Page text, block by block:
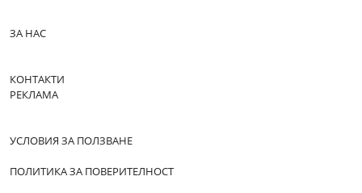
ЗА НАС
КОНТАКТИ
РЕКЛАМА
УСЛОВИЯ ЗА ПОЛЗВАНЕ
ПОЛИТИКА ЗА ПОВЕРИТЕЛНОСТ